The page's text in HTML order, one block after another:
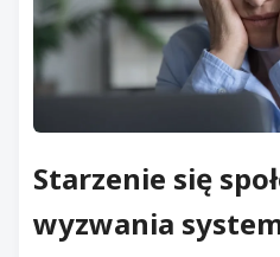
Starzenie się
wyzwania